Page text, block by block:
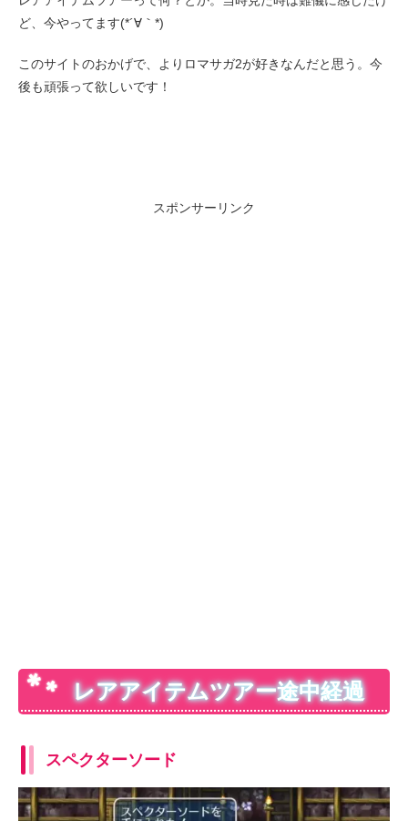
ど、今やってます(*´∀｀*)
このサイトのおかげで、よりロマサガ2が好きなんだと思う。今
後も頑張って欲しいです！
スポンサーリンク
レアアイテムツアー途中経過
スペクターソード